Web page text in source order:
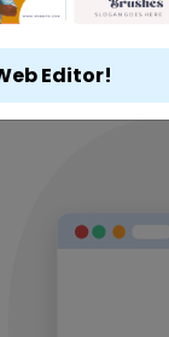
Editor!